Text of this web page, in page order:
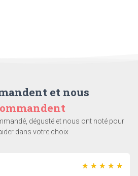
et nous
dégusté et nous ont noté pour
dans votre choix